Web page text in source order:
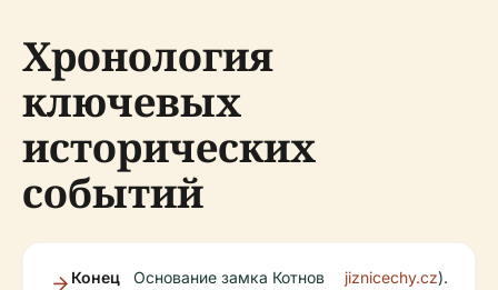
Хронология
ключевых
исторических
событий
Конец
Основание замка Котнов
jiznicechy.cz).